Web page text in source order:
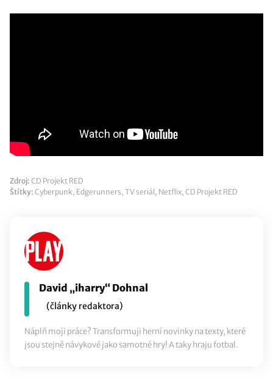
Zdroj: CD Projekt RED
Štítky: Cyberpunk, Edgerunners, TV seriál, Netflix, CD Projekt RED
David „iharry“ Dohnal
(články redaktora)
Náplň moji práce? Transformuji herní novinky na texty, které
jsou stejně návykové jako samotné hry! A taky hraju fotbal.